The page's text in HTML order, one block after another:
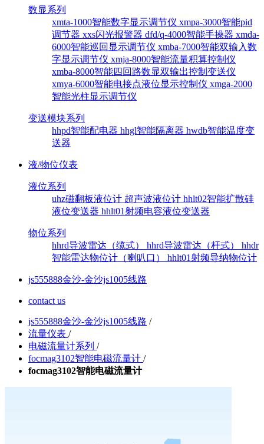
数显系列
xmta-1000智能数字显示调节仪 xmpa-3000智能pid
调节器 xxs闪光报警器 dfd/q-4000智能手操器 xmda-
6000智能巡回显示调节仪 xmba-7000智能双输入数
字显示调节仪 xmja-8000智能流量积算控制仪
xmba-8000智能四回路数显双输出控制变送仪
xmya-6000智能电接点液位显示控制仪 xmga-2000
智能光柱显示调节仪
变送模块系列
hhpd智能配电器 hhgl智能隔离器 hwdb智能温度变
送器
液/物位仪表
液位系列
uhz磁翻板液位计 超声波液位计 hhlt02智能扩散硅
液位变送器 hhlt01射频电容液位变送器
物位系列
hhrd导波雷达（缆式） hhrd导波雷达（杆式） hhdr
智能雷达物位计（喇叭口） hhlt01射频导纳物位计
js555888金沙-金沙js1005线路
contact us
js555888金沙-金沙js1005线路 /
流量仪表 /
电磁流量计系列 /
focmag3102智能电磁流量计 /
focmag3102智能电磁流量计